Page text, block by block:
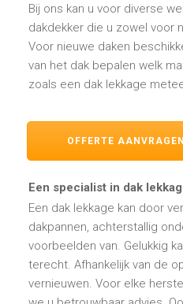
Bij ons kan u voor diverse
dakdekker die u zowel voor
Voor nieuwe daken
van het dak bepalen welk
zoals een dak lekkage
OFFERTE AANVRAGEN
Een specialist in dak
Een dak lekkage kan door
dakpannen, achterstallig
voorbeelden van. Gelukkig
terecht. Afhankelijk van de
vernieuwen. Voor elke